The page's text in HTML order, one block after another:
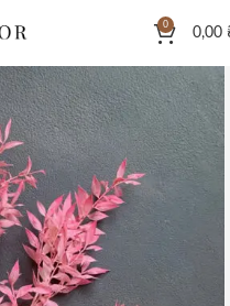
0
0,00